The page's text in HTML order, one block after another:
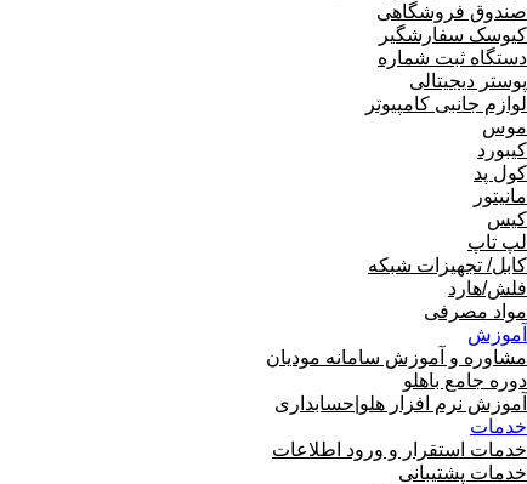
صندوق فروشگاهی
کیوسک سفارشگیر
دستگاه ثبت شماره
پوستر دیجیتالی
لوازم جانبی کامپیوتر
موس
کیبورد
کول پد
مانیتور
کیس
لپ تاپ
کابل/ تجهیزات شبکه
فلش/هارد
مواد مصرفی
آموزش
مشاوره و آموزش سامانه مودیان
دوره جامع باهلو
آموزش نرم افزار هلو|حسابداری
خدمات
خدمات استقرار و ورود اطلاعات
خدمات پشتیبانی